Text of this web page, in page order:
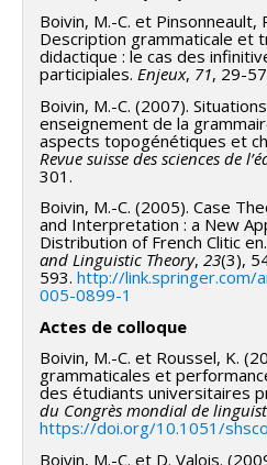
Boivin, M.-C. et Pinsonneault,
Description grammaticale et
didactique : le cas des
participiales. Enjeux, 71, 29-
Boivin, M.-C. (2007).
enseignement de la
aspects topogénétiques et
Revue suisse des sciences de
301.
Boivin, M.-C. (2005). Case
and Interpretation : a New
Distribution of French Clitic en.
and Linguistic Theory, 23(3),
593. http://link.springer.com/
005-0899-1
Actes de colloque
Boivin, M.-C. et Roussel, K.
grammaticales et
des étudiants universitaires
du Congrès mondial de
https://doi.org/10.1051/
Boivin, M.-C. et D. Valois.